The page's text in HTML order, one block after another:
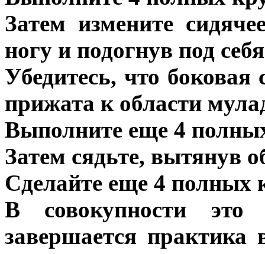
Затем измените
ногу и подогнув под
Убедитесь, что
прижата к области
Выполните еще 4
Затем сядьте, вытянув
Сделайте еще 4 полных
В совокупности
завершается практика